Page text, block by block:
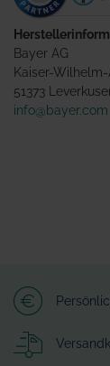
Bayer AG
Kaiser-
51373
info@bayer.com